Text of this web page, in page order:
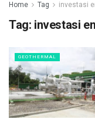
Home Tag investasi
Tag: investasi
GEOTHERMAL